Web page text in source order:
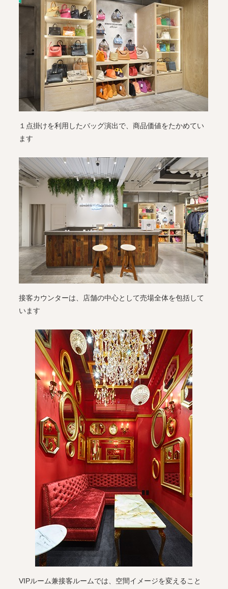
１点掛けを利用したバッグ演出で、商品価値をたかめてい
ます
接客カウンターは、店舗の中心として売場全体を包括して
います
VIPルーム兼接客ルームでは、空間イメージを変えること